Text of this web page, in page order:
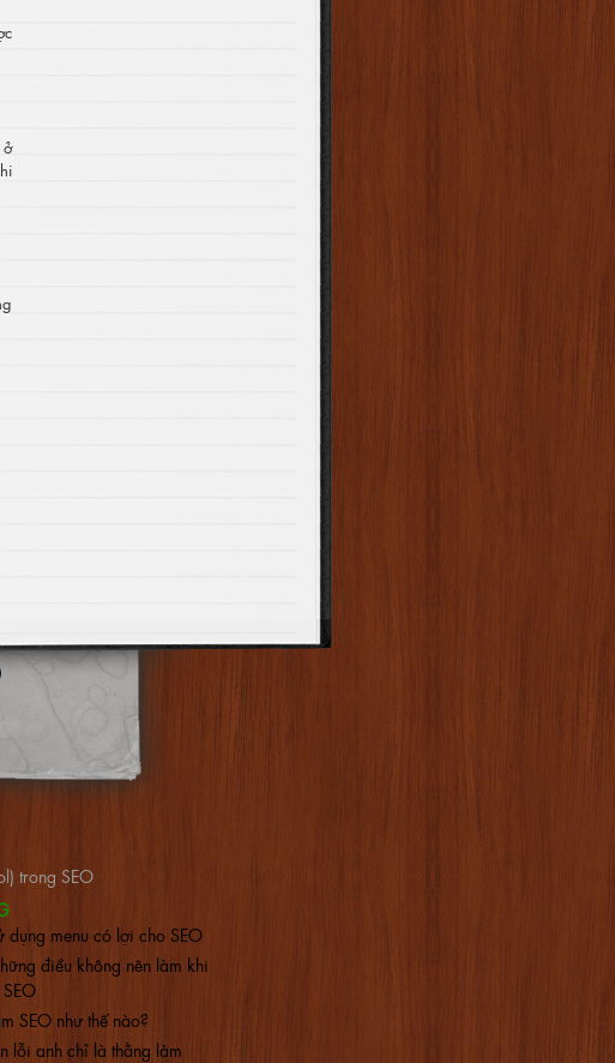
trong SEO
dụng menu có lợi cho SEO
điều không nên làm khi
SEO như thế nào?
lỗi anh chỉ là thằng làm